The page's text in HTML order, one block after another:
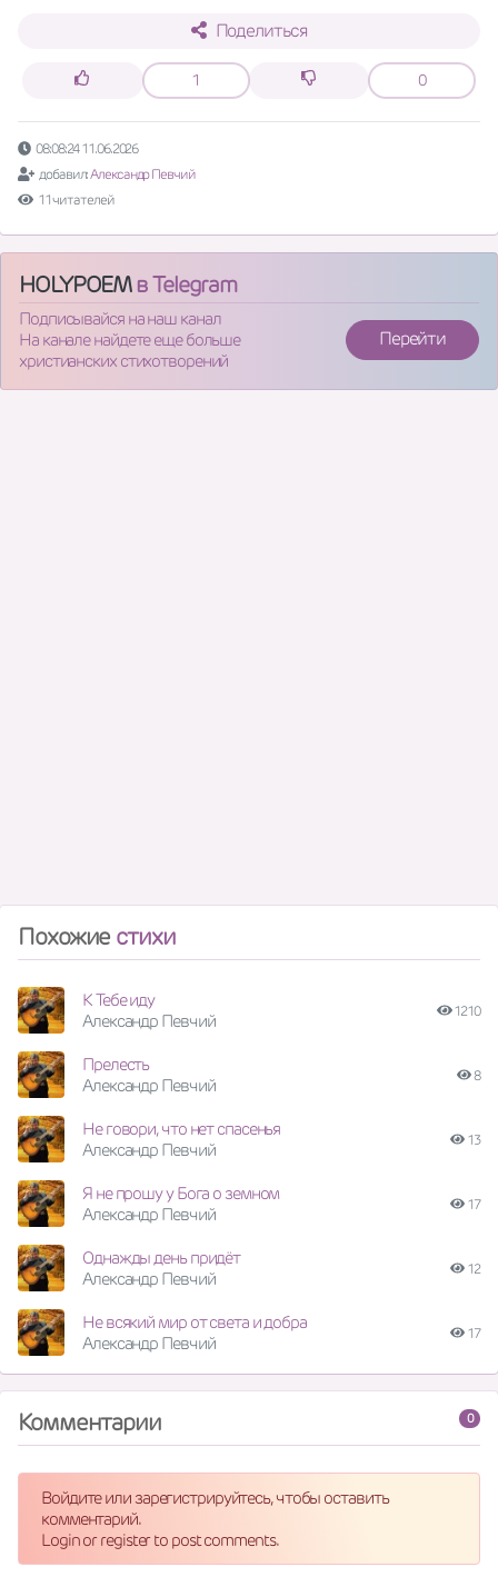
Поделиться
1 0
08:08:24 11.06.2026
добавил:Александр Певчий
11 читателей
HOLYPOEMв Telegram
Подписывайся на наш канал
На канале найдете еще больше
христианских стихотворений
Перейти
Похожие стихи
К Тебе иду
Александр Певчий
1210
Прелесть
Александр Певчий
8
Не говори, что нет спасенья
Александр Певчий
13
Я не прошу у Бога о земном
Александр Певчий
17
Однажды день придёт
Александр Певчий
12
Не всякий мир от света и добра
Александр Певчий
17
0
Комментарии
Войдите или зарегистрируйтесь, чтобы оставить
комментарий.
Login or register to post comments.